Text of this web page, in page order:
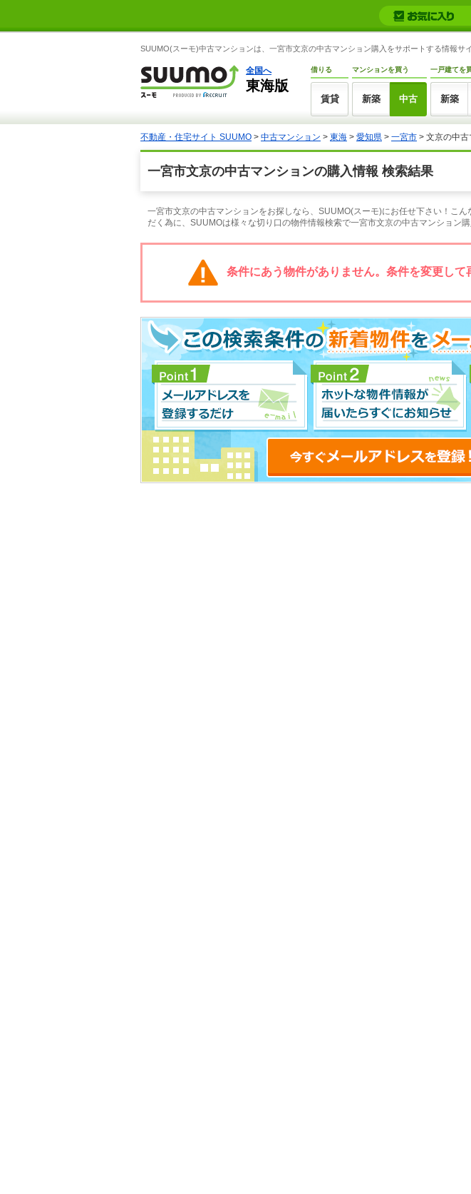
SUUMO(スーモ)中古マンションは、一宮市文京の中古マンション購入をサポートする情報サイ
全国へ
東海版
借りる
賃貸
マンションを買う
新築 中古
一戸建てを
新築
不動産・住宅サイト SUUMO > 中古マンション > 東海 > 愛知県 > 一宮市 > 文京の中古
一宮市文京の中古マンションの購入情報 検索結果
一宮市文京の中古マンションをお探しなら、SUUMO(スーモ)にお任せ下さい！こ
だく為に、SUUMOは様々な切り口の物件情報検索で一宮市文京の中古マンション購
条件にあう物件がありません。条件を変更して